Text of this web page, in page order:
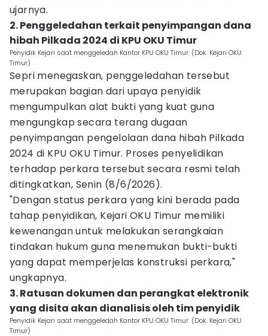
ujarnya.
2. Penggeledahan terkait penyimpangan dana
hibah Pilkada 2024 di KPU OKU Timur
Penyidik Kejari saat menggeledah Kantor KPU OKU Timur. (Dok. Kejari OKU
Timur)
Sepri menegaskan, penggeledahan tersebut
merupakan bagian dari upaya penyidik
mengumpulkan alat bukti yang kuat guna
mengungkap secara terang dugaan
penyimpangan pengelolaan dana hibah Pilkada
2024 di KPU OKU Timur. Proses penyelidikan
terhadap perkara tersebut secara resmi telah
ditingkatkan, Senin (8/6/2026).
"Dengan status perkara yang kini berada pada
tahap penyidikan, Kejari OKU Timur memiliki
kewenangan untuk melakukan serangkaian
tindakan hukum guna menemukan bukti-bukti
yang dapat memperjelas konstruksi perkara,"
ungkapnya.
3. Ratusan dokumen dan perangkat elektronik
yang disita akan dianalisis oleh tim penyidik
Penyidik Kejari saat menggeledah Kantor KPU OKU Timur. (Dok. Kejari OKU
Timur)